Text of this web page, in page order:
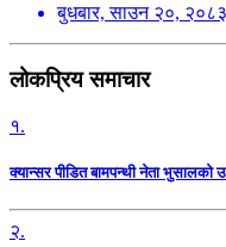
बुधबार, साउन २०, २०८३
लोकप्रिय समाचार
१.
क्यान्सर पीडित बामपन्थी नेता
२.